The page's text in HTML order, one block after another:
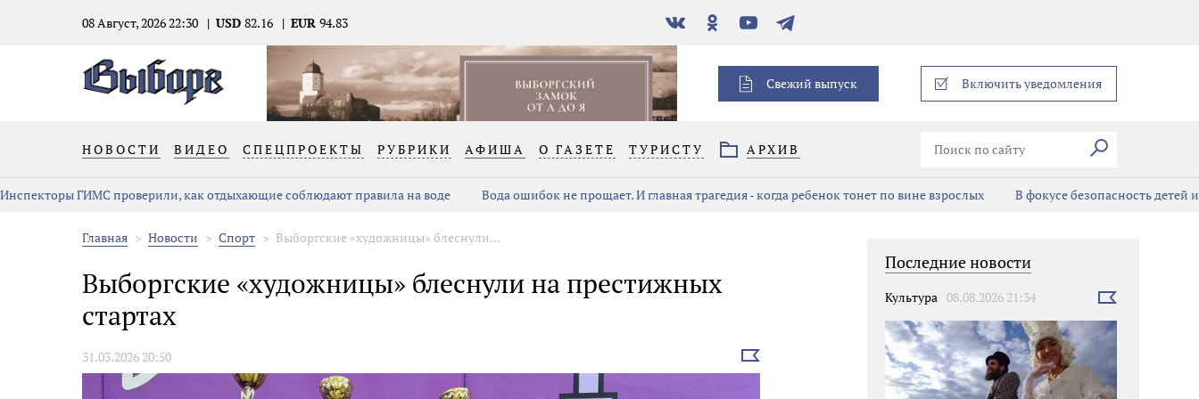
08 Август, 2026 22:30 USD 82.16 EUR 94.83
В
контакте
Одноклассники
YouTubeТелеграм
Свежий выпуск Включить уведомления
НОВОСТИ ВИДЕО СПЕЦПРОЕКТЫ РУБРИКИ АФИША О ГАЗЕТЕ ТУРИСТУ АРХИВ Искать
Инспекторы ГИМС проверили, как отдыхающие соблюдают правила на воде Вода ошибок не прощает. И главная трагедия - когда ребенок тонет по вине взрослых В фокусе безопасность детей
Главная Новости Спорт Выборгские «художницы» блеснули...
Выборгские «художницы» блеснули на престижных
стартах
31.03.2026 20:50
Выбрать
новость
Последние новости
Культура 08.08.2026 21:34
Выбрать